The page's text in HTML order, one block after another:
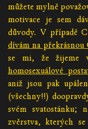
můžete mylně
motivace je sem
důvody. V případě
dívám na
se mi, že žijeme
homosexuálové
aniž jsou pak
(všechny!!)
svém svatostánku;
zvěrstva, kterých